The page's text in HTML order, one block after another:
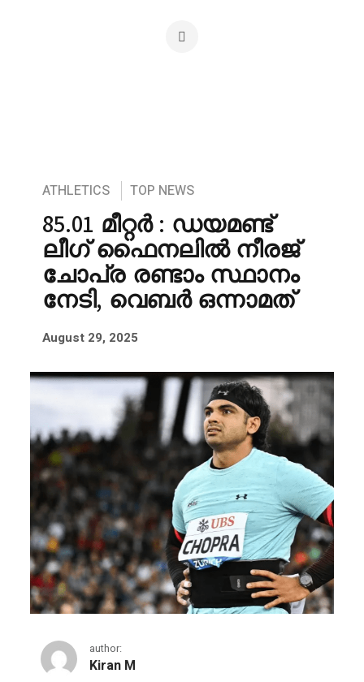
ATHLETICS TOP NEWS
85.01 മീറ്റർ : ഡയമണ്ട്
ലീഗ് ഫൈനലിൽ നീരജ്
ചോപ്ര രണ്ടാം സ്ഥാനം
നേടി, വെബർ ഒന്നാമത്
August 29, 2025
author:
Kiran M